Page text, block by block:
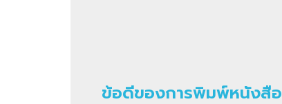
ข้อดีของการพิมพ์หนังสือ